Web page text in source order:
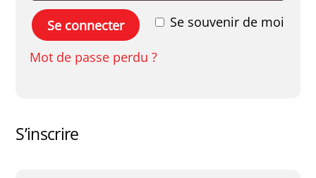
Se souvenir de moi
Se connecter
Mot de passe perdu ?
S’inscrire